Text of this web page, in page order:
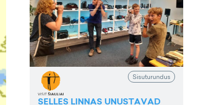
Sisuturundus
SELLES LINNAS UNUSTAVAD